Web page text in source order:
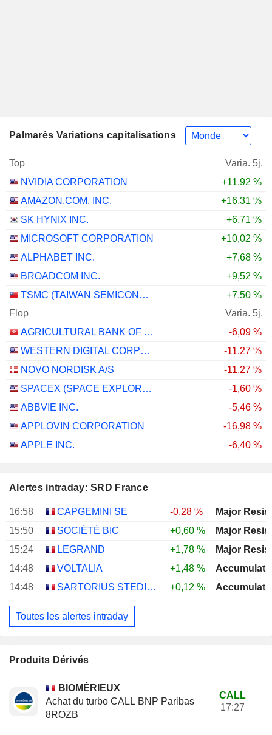
Palmarès Variations capitalisations
Top
Varia. 5j.
NVIDIA CORPORATION
+11,92 %
AMAZON.COM, INC.
+16,31 %
SK HYNIX INC.
+6,71 %
MICROSOFT CORPORATION
+10,02 %
ALPHABET INC.
+7,68 %
BROADCOM INC.
+9,52 %
TSMC (TAIWAN SEMICONDUCTOR MANUFACTURING COMPANY)
+7,50 %
Flop
Varia. 5j.
AGRICULTURAL BANK OF CHINA LIMITED
-6,09 %
WESTERN DIGITAL CORPORATION
-11,27 %
NOVO NORDISK A/S
-11,27 %
SPACEX (SPACE EXPLORATION TECHNOLOGIES)
-1,60 %
ABBVIE INC.
-5,46 %
APPLOVIN CORPORATION
-16,98 %
APPLE INC.
-6,40 %
Alertes intraday: SRD France
16:58 CAPGEMINI SE -0,28 %
Major
15:50
SOCIÉTÉ BIC +0,60 %
Major
15:24
LEGRAND +1,78 %
Major
14:48
VOLTALIA +1,48 %
14:48
SARTORIUS STEDIM BIOTECH +0,12 %
Toutes les alertes intraday
Produits Dérivés
BIOMÉRIEUX
Achat du turbo CALL BNP Paribas
8ROZB
CALL
17:27